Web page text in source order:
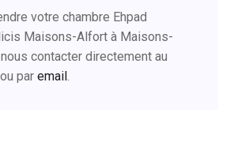
votre chambre Ehpad
Maisons-Alfort à Maisons-
contacter directement au
ou par email